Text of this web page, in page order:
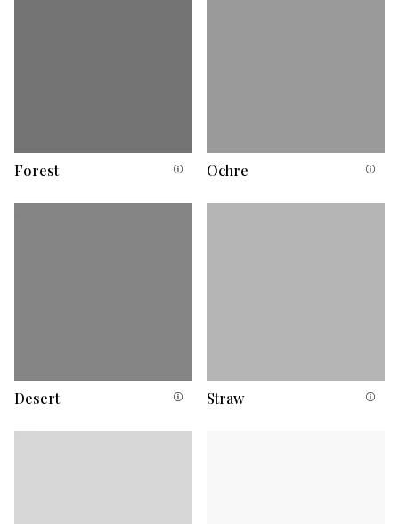
Forest Ochre
Desert Straw